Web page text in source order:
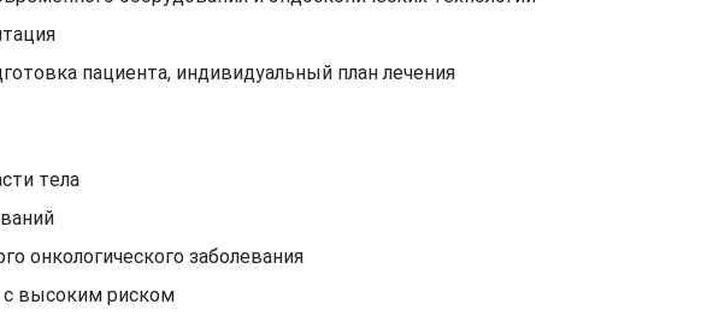
пациента, индивидуальный план лечения
тела
онкологического заболевания
с высоким риском